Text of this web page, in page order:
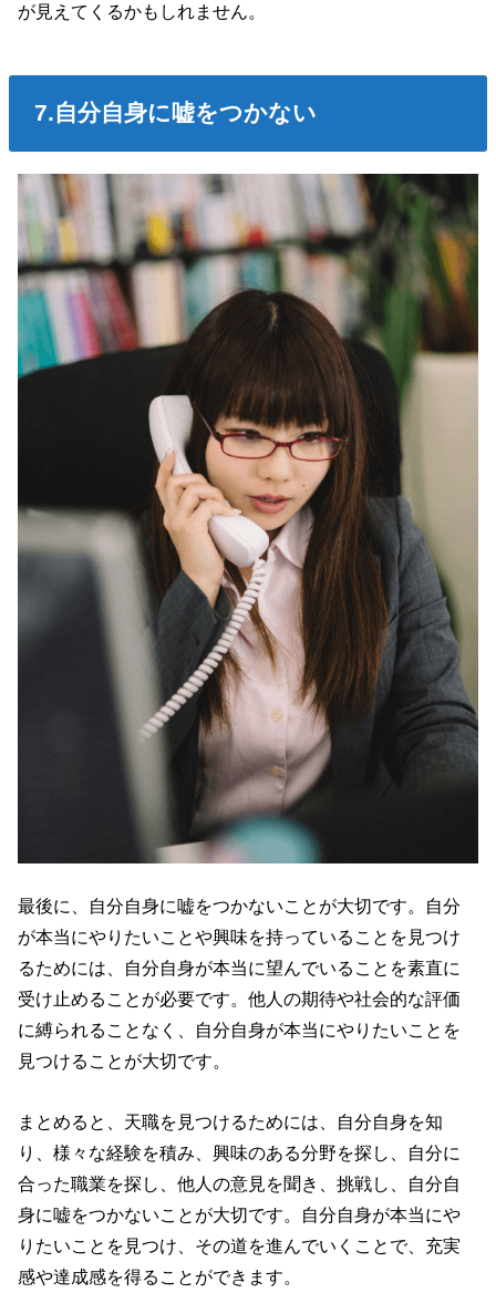
が見えてくるかもしれません。
7.自分自身に嘘をつかない
最後に、自分自身に嘘をつかないことが大切です。自分
が本当にやりたいことや興味を持っていることを見つけ
るためには、自分自身が本当に望んでいることを素直に
受け止めることが必要です。他人の期待や社会的な評価
に縛られることなく、自分自身が本当にやりたいことを
見つけることが大切です。
まとめると、天職を見つけるためには、自分自身を知
り、様々な経験を積み、興味のある分野を探し、自分に
合った職業を探し、他人の意見を聞き、挑戦し、自分自
身に嘘をつかないことが大切です。自分自身が本当にや
りたいことを見つけ、その道を進んでいくことで、充実
感や達成感を得ることができます。